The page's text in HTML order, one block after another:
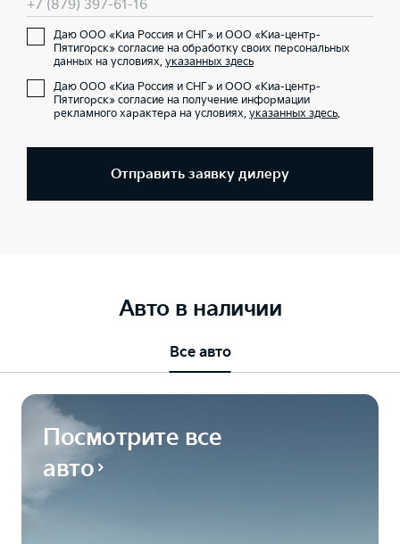
+7 (879) 397-61-16
Даю ООО «Киа Россия и СНГ» и ООО «Киа-центр-
Пятигорск» согласие на обработку своих персональных
данных на условиях, указанных здесь
Даю ООО «Киа Россия и СНГ» и ООО «Киа-центр-
Пятигорск» согласие на получение информации
рекламного характера на условиях, указанных здесь.
Отправить заявку дилеру
Авто в наличии
Все авто
Посмотрите все
авто